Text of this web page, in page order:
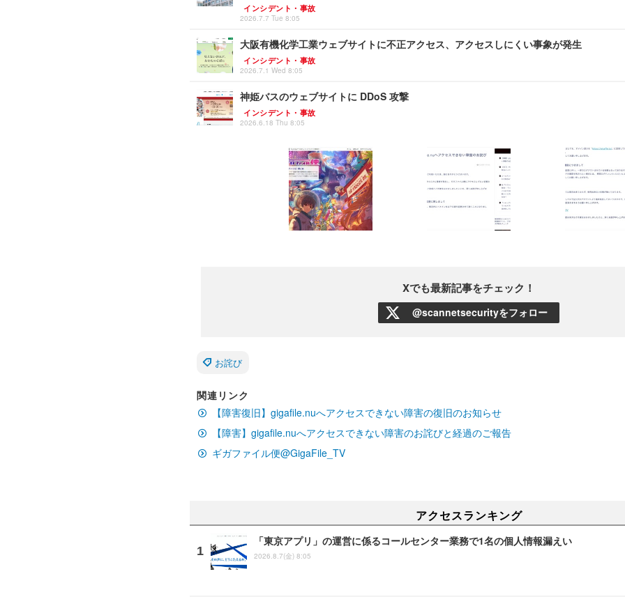
インシデント・事故
2026.7.7 Tue 8:05
大阪有機化学工業ウェブサイトに不正アクセス、アクセスしにくい事象が発生
インシデント・事故
2026.7.1 Wed 8:05
神姫バスのウェブサイトに DDoS 攻撃
インシデント・事故
2026.6.18 Thu 8:05
Xでも最新記事をチェック！
@scannetsecurityをフォロー
お詫び
関連リンク
【障害復旧】gigafile.nuへアクセスできない障害の復旧のお知らせ
【障害】gigafile.nuへアクセスできない障害のお詫びと経過のご報告
ギガファイル便@GigaFile_TV
アクセスランキング
「東京アプリ」の運営に係るコールセンター業務で1名の個人情報漏えい
2026.8.7(金) 8:05